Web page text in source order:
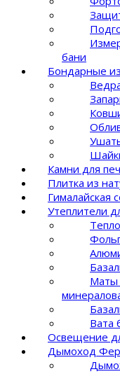
бани
Бондарные
Камни для
Плитка из
Гималайская
Утеплители
Маты
Вата
Освещение
Дымоход